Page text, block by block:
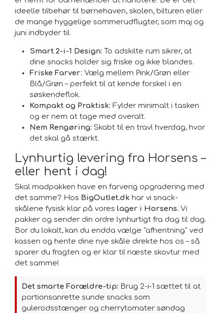
ideelle tilbehør til børnehaven, skolen, bilturen eller
de mange hyggelige sommerudflugter, som maj og
juni indbyder til.
Smart 2-i-1 Design: To adskilte rum sikrer, at
dine snacks holder sig friske og ikke blandes.
Friske Farver: Vælg mellem Pink/Grøn eller
Blå/Grøn – perfekt til at kende forskel i en
søskendeflok.
Kompakt og Praktisk: Fylder minimalt i tasken
og er nem at tage med overalt.
Nem Rengøring: Skabt til en travl hverdag, hvor
det skal gå stærkt.
Lynhurtig levering fra Horsens –
eller hent i dag!
Skal madpakken have en farverig opgradering med
det samme? Hos BigOutlet.dk har vi snack-
skålene fysisk klar på vores lager i Horsens. Vi
pakker og sender din ordre lynhurtigt fra dag til dag.
Bor du lokalt, kan du endda vælge "afhentning" ved
kassen og hente dine nye skåle direkte hos os – så
sparer du fragten og er klar til næste skovtur med
det samme!
Det smarte Forældre-tip: Brug 2-i-1 sættet til at
portionsanrette sunde snacks som
gulerodsstænger og cherrytomater søndag